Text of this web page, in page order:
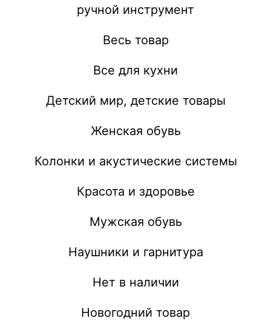
ручной инструмент
Весь товар
Все для кухни
Детский мир, детские товары
Женская обувь
Колонки и акустические системы
Красота и здоровье
Мужская обувь
Наушники и гарнитура
Нет в наличии
Новогодний товар